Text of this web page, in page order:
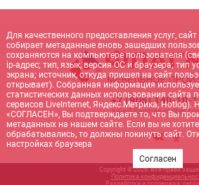
+7 (905) 140-10-
sale@flagman-
Copyright © 2026. Все права
Политика
Разработка и поддержка: net- b
Для качественного предоставления услуг,
собирает метаданные вновь зашедших
сохраняются на компьютере пользователя
ip-адрес; тип, язык, версия ОС и браузера; тип
экрана; источник, откуда пришел на сайт
открывает). Собранная информация
статистических данных использования сайта
сервисов LiveInternet, Яндекс.Метрика, Hotlog).
«СОГЛАСЕН», Вы подтверждаете то, что Вы
метаданных на нашем сайте. Если вы не
обрабатывались, то должны покинуть сайт.
настройках браузера
Согласен